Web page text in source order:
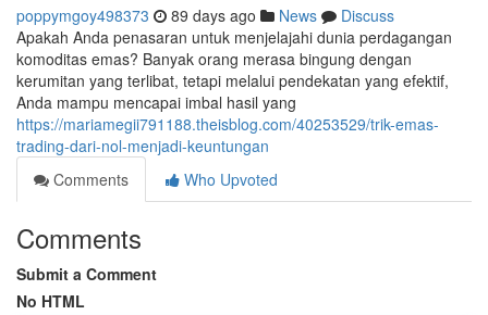
poppymgoy498373 89 days ago News
Discuss
Apakah Anda penasaran untuk menjelajahi dunia perdagangan
komoditas emas? Banyak orang merasa bingung dengan
kerumitan yang terlibat, tetapi melalui pendekatan yang efektif,
Anda mampu mencapai imbal hasil yang
https://mariamegii791188.theisblog.com/40253529/trik-emas-
trading-dari-nol-menjadi-keuntungan
Comments
Who Upvoted
Comments
Submit a Comment
No HTML